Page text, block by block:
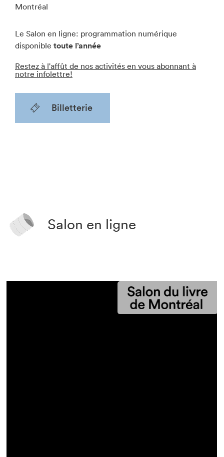
Montréal
Le Salon en ligne: programmation numérique
disponible toute l’année
Restez à l'affût de nos activités en vous abonnant à
notre infolettre!
Billetterie
Salon en ligne
SALON DU LIVRE DE
MONTRÉAL